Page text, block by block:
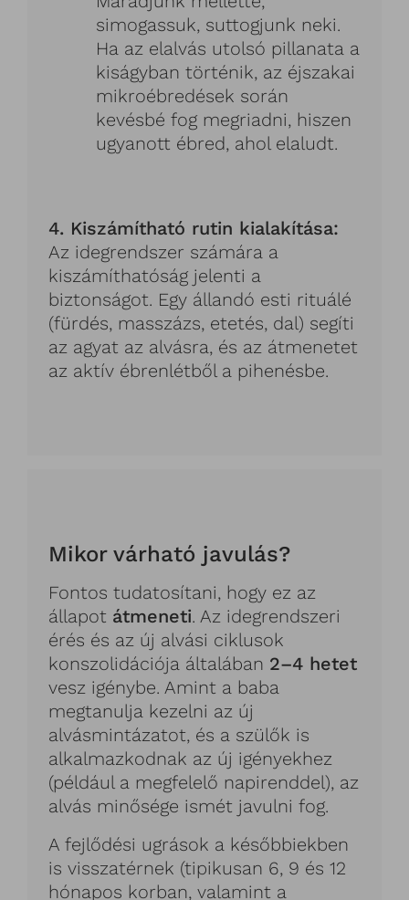
simogassuk, suttogjunk neki.
Ha az elalvás utolsó pillanata a
kiságyban történik, az éjszakai
mikroébredések során
kevésbé fog megriadni, hiszen
ugyanott ébred, ahol elaludt.
4. Kiszámítható rutin kialakítása:
Az idegrendszer számára a
kiszámíthatóság jelenti a
biztonságot. Egy állandó esti rituálé
(fürdés, masszázs, etetés, dal) segíti
az agyat az alvásra, és az átmenetet
az aktív ébrenlétből a pihenésbe.
Mikor várható javulás?
Fontos tudatosítani, hogy ez az
állapot átmeneti. Az idegrendszeri
érés és az új alvási ciklusok
konszolidációja általában 2–4 hetet
vesz igénybe. Amint a baba
megtanulja kezelni az új
alvásmintázatot, és a szülők is
alkalmazkodnak az új igényekhez
(például a megfelelő napirenddel), az
alvás minősége ismét javulni fog.
A fejlődési ugrások a későbbiekben
is visszatérnek (tipikusan 6, 9 és 12
hónapos korban, valamint a